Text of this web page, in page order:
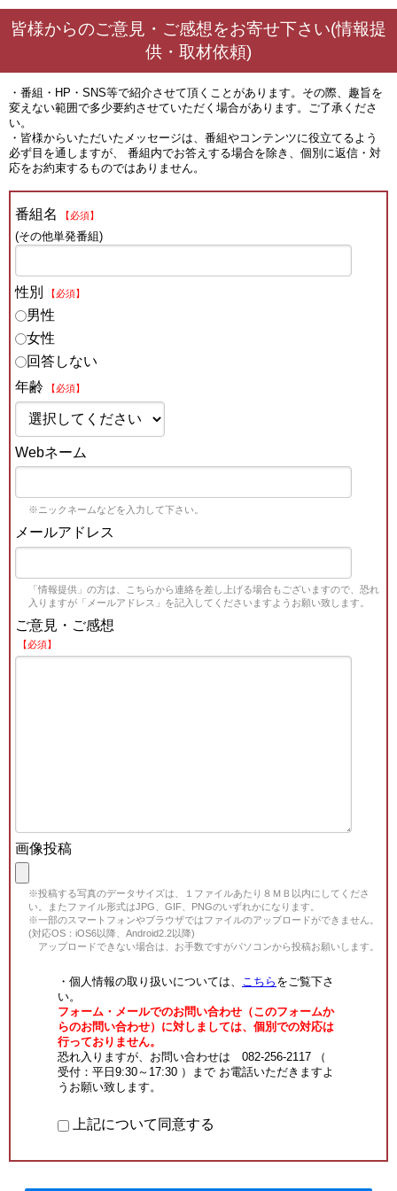
皆様からのご意見・ご感想をお寄せ下さい(情報提
供・取材依頼)
・番組・HP・SNS等で紹介させて頂くことがあります。その際、趣旨を
変えない範囲で多少要約させていただく場合があります。ご了承くださ
い。
・皆様からいただいたメッセージは、番組やコンテンツに役立てるよう
必ず目を通しますが、 番組内でお答えする場合を除き、個別に返信・対
応をお約束するものではありません。
番組名 【必須】
(その他単発番組)
性別 【必須】
男性
女性
回答しない
年齢
【必須】
Webネーム
※ニックネームなどを入力して下さい。
メールアドレス
「情報提供」の方は、こちらから連絡を差し上げる場合もございますので、恐れ
入りますが「メールアドレス」を記入してくださいますようお願い致します。
ご意見・ご感想
【必須】
画像投稿
※投稿する写真のデータサイズは、１ファイルあたり８ＭＢ以内にしてくださ
い。またファイル形式はJPG、GIF、PNGのいずれかになります。
※一部のスマートフォンやブラウザではファイルのアップロードができません。
(対応OS：iOS6以降、Android2.2以降)
アップロードできない場合は、お手数ですがパソコンから投稿お願いします。
・個人情報の取り扱いについては、 こちら をご覧下さ
い。
フォーム・メールでのお問い合わせ（このフォームか
らのお問い合わせ）に対しましては、個別での対応は
行っておりません。
恐れ入りますが、お問い合わせは 082-256-2117 （
受付：平日9:30～17:30 ）まで お電話いただきますよ
うお願い致します。
上記について同意する